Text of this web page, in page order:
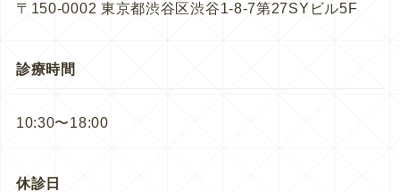
〒150-0002 東京都渋谷区渋谷1-8-7第27SYビル5F
診療時間
10:30〜18:00
休診日